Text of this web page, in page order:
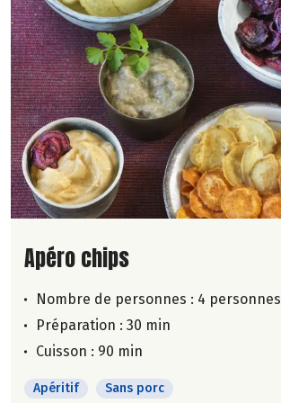
Lire la suite de la recette
Apéro chips
Nombre de personnes : 4 personnes
Préparation : 30 min
Cuisson : 90 min
Apéritif Sans porc